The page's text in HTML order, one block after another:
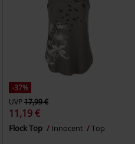
-37%
UVP17,99 €
11,19 €
Flock Top Innocent Top